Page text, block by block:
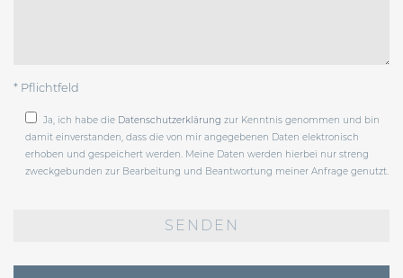
* Pflichtfeld
Ja, ich habe die Datenschutzerklärung zur Kenntnis genommen und bin
damit einverstanden, dass die von mir angegebenen Daten elektronisch
erhoben und gespeichert werden. Meine Daten werden hierbei nur streng
zweckgebunden zur Bearbeitung und Beantwortung meiner Anfrage genutzt.